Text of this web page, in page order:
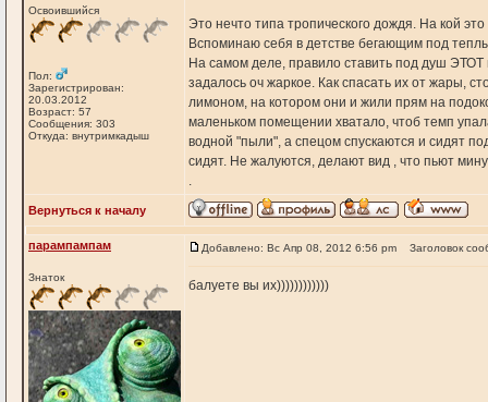
Освоившийся
Пол:
Зарегистрирован:
20.03.2012
Возраст: 57
Сообщения: 303
Откуда: внутримкадыш
Это нечто типа тропического дождя. На кой
Вспоминаю себя в детстве бегающим под
На самом деле, правило ставить под душ ЭТОТ
задалось оч жаркое. Как спасать их от жары,
лимоном, на котором они и жили прям на
маленьком помещении хватало, чтоб темп
водной "пыли", а спецом спускаются и сидят
сидят. Не жалуются, делают вид , что пьют
.
Вернуться к началу
парампампам
Знаток
Добавлено: Вс Апр 08, 2012 6:56 pm Заголовок
балуете вы их))))))))))))